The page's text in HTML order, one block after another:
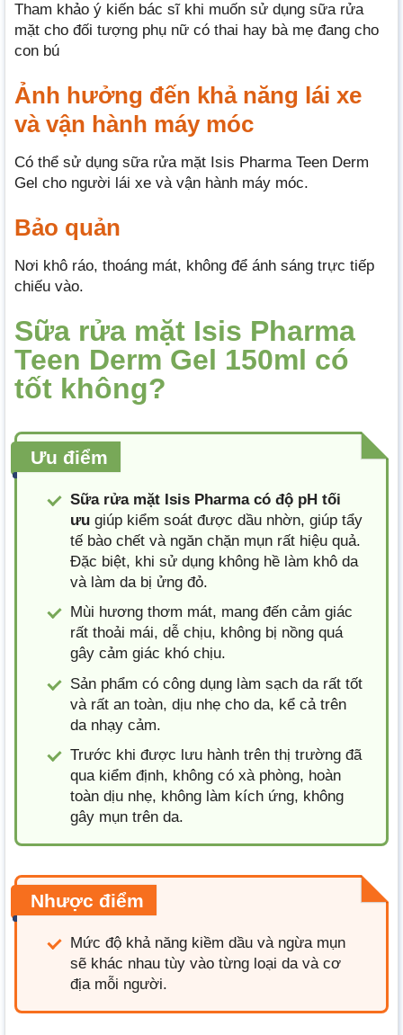
Tham khảo ý kiến bác sĩ khi muốn sử dụng sữa rửa
mặt cho đối tượng phụ nữ có thai hay bà mẹ đang cho
con bú
Ảnh hưởng đến khả năng lái xe
và vận hành máy móc
Có thể sử dụng sữa rửa mặt Isis Pharma Teen Derm
Gel cho người lái xe và vận hành máy móc.
Bảo quản
Nơi khô ráo, thoáng mát, không để ánh sáng trực tiếp
chiếu vào.
Sữa rửa mặt Isis Pharma
Teen Derm Gel 150ml có
tốt không?
Ưu điểm
Sữa rửa mặt Isis Pharma có độ pH tối
ưu giúp kiểm soát được dầu nhờn, giúp tẩy
tế bào chết và ngăn chặn mụn rất hiệu quả.
Đặc biệt, khi sử dụng không hề làm khô da
và làm da bị ửng đỏ.
Mùi hương thơm mát, mang đến cảm giác
rất thoải mái, dễ chịu, không bị nồng quá
gây cảm giác khó chịu.
Sản phẩm có công dụng làm sạch da rất tốt
và rất an toàn, dịu nhẹ cho da, kể cả trên
da nhạy cảm.
Trước khi được lưu hành trên thị trường đã
qua kiểm định, không có xà phòng, hoàn
toàn dịu nhẹ, không làm kích ứng, không
gây mụn trên da.
Nhược điểm
Mức độ khả năng kiềm dầu và ngừa mụn
sẽ khác nhau tùy vào từng loại da và cơ
địa mỗi người.